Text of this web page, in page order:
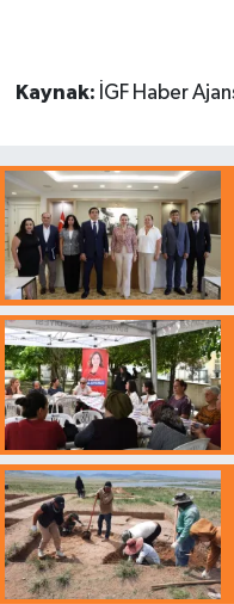
Kaynak: İGF Haber